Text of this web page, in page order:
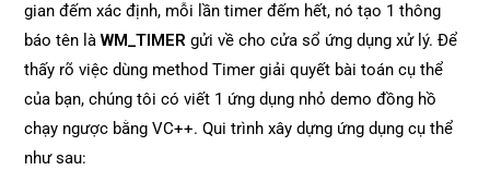
gian đếm xác định, mỗi lần timer đếm hết, nó tạo 1 thông
báo tên làWM_TIMER gửi về cho cửa sổ ứng dụng xử lý. Để
thấy rõ việc dùng method Timer giải quyết bài toán cụ thể
của bạn, chúng tôi có viết 1 ứng dụng nhỏ demo đồng hồ
chạy ngược bằng VC++. Qui trình xây dựng ứng dụng cụ thể
như sau: